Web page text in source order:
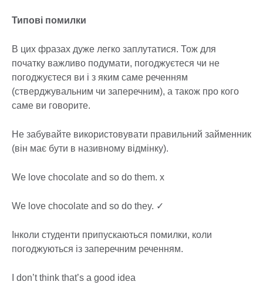
Типові помилки
В цих фразах дуже легко заплутатися. Тож для
початку важливо подумати, погоджуєтеся чи не
погоджуєтеся ви і з яким саме реченням
(стверджувальним чи заперечним), а також про кого
саме ви говорите.
Не забувайте використовувати правильний займенник
(він має бути в називному відмінку).
We love chocolate and so do them. х
We love chocolate and so do they. ✓
Інколи студенти припускаються помилки, коли
погоджуються із заперечним реченням.
I don’t think that’s a good idea